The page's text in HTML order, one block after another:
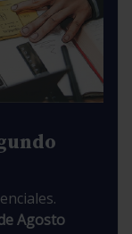
Agosto